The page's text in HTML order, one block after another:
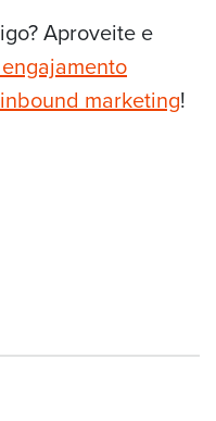
Aproveite e
marketing!